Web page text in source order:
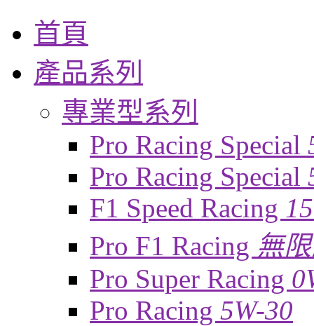
首頁
產品系列
專業型系列
Pro Racing Special
Pro Racing Special
F1 Speed Racing
Pro F1 Racing 無
Pro Super Racing
Pro Racing 5W-30